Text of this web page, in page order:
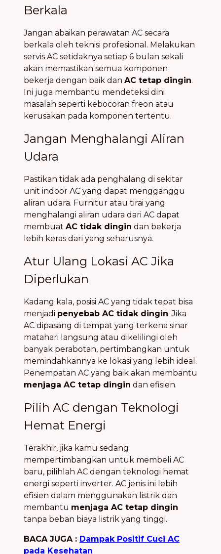
Berkala
Jangan abaikan perawatan AC secara
berkala oleh teknisi profesional. Melakukan
servis AC setidaknya setiap 6 bulan sekali
akan memastikan semua komponen
bekerja dengan baik dan AC tetap dingin.
Ini juga membantu mendeteksi dini
masalah seperti kebocoran freon atau
kerusakan pada komponen tertentu.
Jangan Menghalangi Aliran
Udara
Pastikan tidak ada penghalang di sekitar
unit indoor AC yang dapat mengganggu
aliran udara. Furnitur atau tirai yang
menghalangi aliran udara dari AC dapat
membuat AC tidak dingin dan bekerja
lebih keras dari yang seharusnya.
Atur Ulang Lokasi AC Jika
Diperlukan
Kadang kala, posisi AC yang tidak tepat bisa
menjadi penyebab AC tidak dingin. Jika
AC dipasang di tempat yang terkena sinar
matahari langsung atau dikelilingi oleh
banyak perabotan, pertimbangkan untuk
memindahkannya ke lokasi yang lebih ideal.
Penempatan AC yang baik akan membantu
menjaga AC tetap dingin dan efisien.
Pilih AC dengan Teknologi
Hemat Energi
Terakhir, jika kamu sedang
mempertimbangkan untuk membeli AC
baru, pilihlah AC dengan teknologi hemat
energi seperti inverter. AC jenis ini lebih
efisien dalam menggunakan listrik dan
membantu menjaga AC tetap dingin
tanpa beban biaya listrik yang tinggi.
BACA JUGA : Dampak Positif Cuci AC
pada Kesehatan